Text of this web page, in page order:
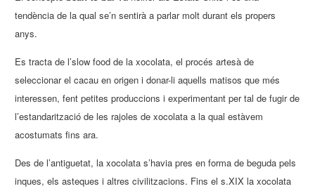
tendència de la qual se’n sentirà a parlar molt durant els propers
anys.
Es tracta de l’slow food de la xocolata, el procés artesà de
seleccionar el cacau en origen i donar-li aquells matisos que més
interessen, fent petites produccions i experimentant per tal de fugir de
l’estandarització de les rajoles de xocolata a la qual estàvem
acostumats fins ara.
Des de l’antiguetat, la xocolata s’havia pres en forma de beguda pels
inques, els asteques i altres civilitzacions. Fins el s.XIX la xocolata